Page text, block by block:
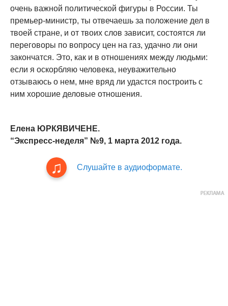
очень важной политической фигуры в России. Ты
премьер-министр, ты отвечаешь за положение дел в
твоей стране, и от твоих слов зависит, состоятся ли
переговоры по вопросу цен на газ, удачно ли они
закончатся. Это, как и в отношениях между людьми:
если я оскорбляю человека, неуважительно
отзываюсь о нем, мне вряд ли удастся построить с
ним хорошие деловые отношения.
Елена ЮРКЯВИЧЕНЕ.
“Экспресс-неделя” №9, 1 марта 2012 года.
Слушайте в аудиоформате.